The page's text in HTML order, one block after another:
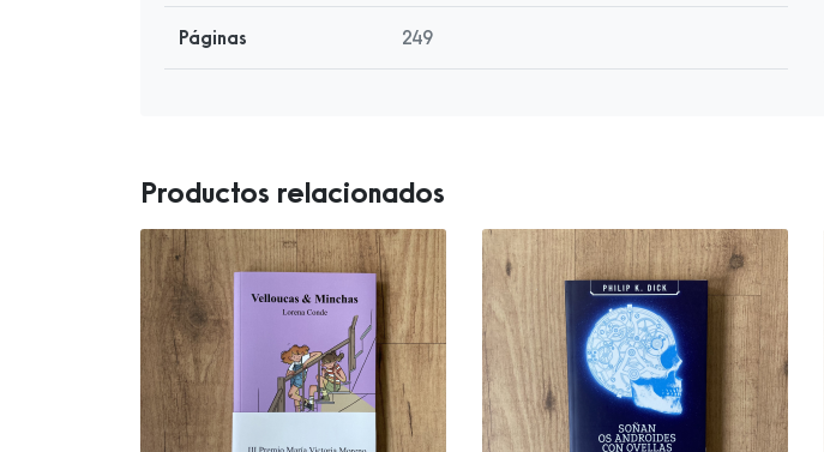
Páginas 249
Productos relacionados